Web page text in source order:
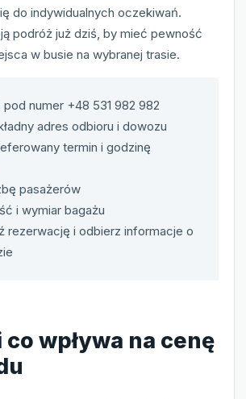
do indywidualnych oczekiwań.
podróż już dziś, by mieć pewność
w busie na wybranej trasie.
numer +48 531 982 982
adres odbioru i dowozu
termin i godzinę
pasażerów
i wymiar bagażu
rezerwację i odbierz informacje o
wpływa na cenę